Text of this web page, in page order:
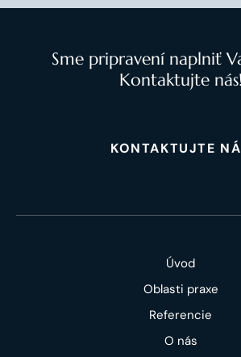
Sme pripravení naplniť
Kontaktujte nás!
KONTAKTUJTE
Úvod
Oblasti praxe
Referencie
O nás